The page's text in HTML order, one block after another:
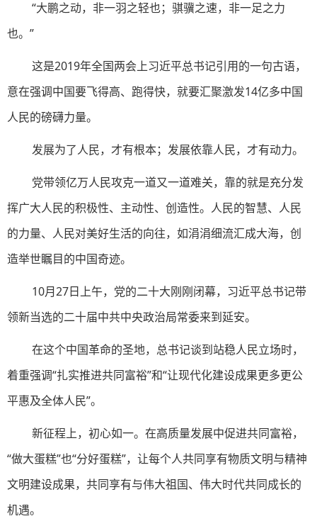
“大鹏之动，非一羽之轻也；骐骥之速，非一足之力
也。”
这是2019年全国两会上习近平总书记引用的一句古语，
意在强调中国要飞得高、跑得快，就要汇聚激发14亿多中国
人民的磅礴力量。
发展为了人民，才有根本；发展依靠人民，才有动力。
党带领亿万人民攻克一道又一道难关，靠的就是充分发
挥广大人民的积极性、主动性、创造性。人民的智慧、人民
的力量、人民对美好生活的向往，如涓涓细流汇成大海，创
造举世瞩目的中国奇迹。
10月27日上午，党的二十大刚刚闭幕，习近平总书记带
领新当选的二十届中共中央政治局常委来到延安。
在这个中国革命的圣地，总书记谈到站稳人民立场时，
着重强调“扎实推进共同富裕”和“让现代化建设成果更多更公
平惠及全体人民”。
新征程上，初心如一。在高质量发展中促进共同富裕，
“做大蛋糕”也“分好蛋糕”，让每个人共同享有物质文明与精神
文明建设成果，共同享有与伟大祖国、伟大时代共同成长的
机遇。